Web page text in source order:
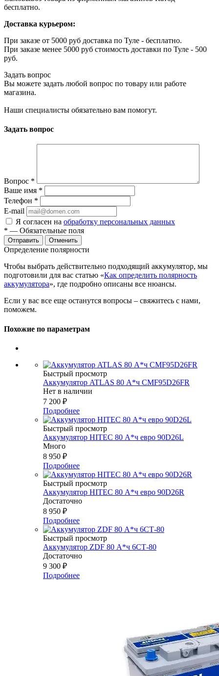
бесплатно.
Доставка курьером:
При заказе от 5000 руб доставка по Туле - бесплатно.
При заказе менее 5000 руб стоимость доставки по Туле - 500
руб.
Задать вопрос
Вы можете задать любой вопрос по товару или работе
магазина.
Наши специалисты обязательно вам помогут.
Задать вопрос
Вопрос *
Ваше имя *
Телефон *
E-mail
Я согласен на обработку персональных данных
* — Обязательные поля
Отменить
Определение полярности
Чтобы выбрать действительно подходящий аккумулятор, мы
подготовили для вас статью «Как определить полярность
аккумулятора», где подробно описаны все нюансы.
Если у вас все еще останутся вопросы – свяжитесь с нами,
поможем.
Похожие по параметрам
Быстрый просмотр
Аккумулятор ATLAS 80 А*ч CMF95D26FR
Нет в наличии
7 200 ₽
Подробнее
Быстрый просмотр
Аккумулятор HITEC 80 А*ч евро 90D26L
Много
8 950 ₽
Подробнее
Быстрый просмотр
Аккумулятор HITEC 80 А*ч евро 90D26R
Достаточно
8 950 ₽
Подробнее
Быстрый просмотр
Аккумулятор ZDF 80 А*ч 6СТ-80
Достаточно
9 300 ₽
Подробнее